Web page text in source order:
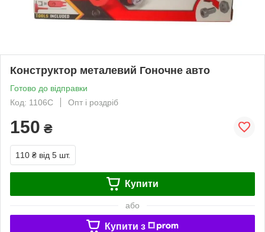
Конструктор металевий Гоночне авто
Готово до відправки
Код: 1106С
Опт і роздріб
150 ₴
110 ₴ від 5 шт.
Купити
або
Купити з